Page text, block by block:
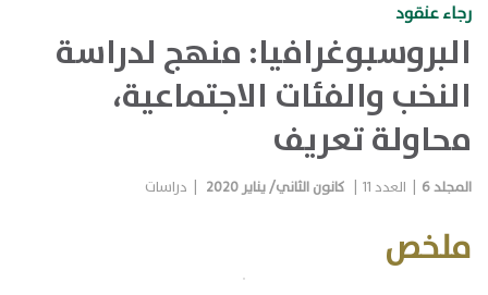
رجاء عنقود
البروسبوغرافيا: منهج لدراسة
النخب والفئات الاجتماعية،
محاولة تعريف
المجلد6 العدد11 كانون الثاني/ يناير 2020 دراسات
ملخص